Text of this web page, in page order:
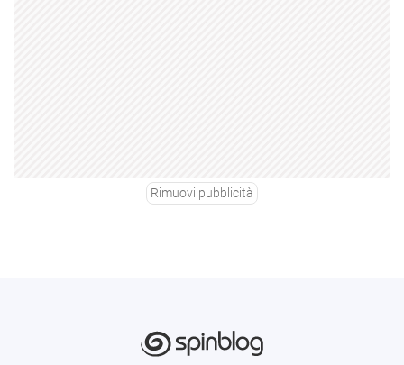
Rimuovi pubblicità